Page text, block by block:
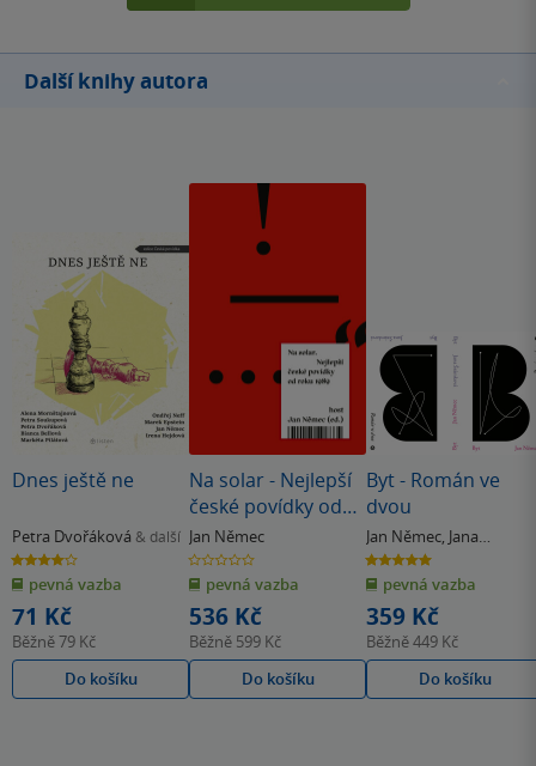
Další knihy autora
Dnes ještě ne
Petra Dvořáková & další
4.0
z
5
hvězdiček
pevná vazba
71 Kč
Běžně79 Kč
Do košíku
Na solar - Nejlepší
české povídky od
roku 1989
Jan Němec
0.0
z
5
hvězdiček
pevná vazba
536 Kč
Běžně 599 Kč
Do košíku
Byt - Román ve
dvou
Jan Němec, Jana
Šrámková
5.0
z
5
hvězdiček
pevná vazba
359 Kč
Běžně449 Kč
Do košíku